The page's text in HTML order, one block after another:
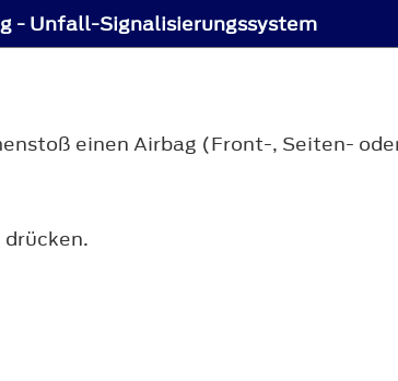
- Unfall-Signalisierungssystem
einen Airbag (Front-, Seiten-